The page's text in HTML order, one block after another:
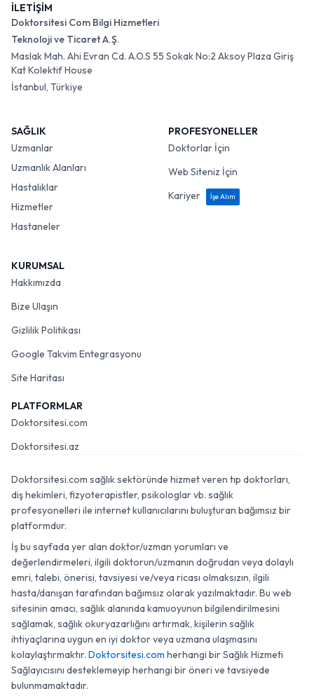
İLETİŞİM
Doktorsitesi Com Bilgi Hizmetleri
Teknoloji ve Ticaret A.Ş.
Maslak Mah. Ahi Evran Cd. A.O.S 55 Sokak No:2 Aksoy Plaza Giriş
Kat Kolektif House
İstanbul, Türkiye
SAĞLIK
Uzmanlar
Uzmanlık Alanları
Hastalıklar
Hizmetler
Hastaneler
PROFESYONELLER
Doktorlar İçin
Web Siteniz İçin
Kariyer
İşe Alım
KURUMSAL
Hakkımızda
Bize Ulaşın
Gizlilik Politikası
Google Takvim Entegrasyonu
Site Haritası
PLATFORMLAR
Doktorsitesi.com
Doktorsitesi.az
Doktorsitesi.com sağlık sektöründe hizmet veren tıp doktorları,
diş hekimleri, fizyoterapistler, psikologlar vb. sağlık
profesyonelleri ile internet kullanıcılarını buluşturan bağımsız bir
platformdur.
İş bu sayfada yer alan doktor/uzman yorumları ve
değerlendirmeleri, ilgili doktorun/uzmanın doğrudan veya dolaylı
emri, talebi, önerisi, tavsiyesi ve/veya ricası olmaksızın, ilgili
hasta/danışan tarafından bağımsız olarak yazılmaktadır. Bu web
sitesinin amacı, sağlık alanında kamuoyunun bilgilendirilmesini
sağlamak, sağlık okuryazarlığını artırmak, kişilerin sağlık
ihtiyaçlarına uygun en iyi doktor veya uzmana ulaşmasını
kolaylaştırmaktır. Doktorsitesi.com herhangi bir Sağlık Hizmeti
Sağlayıcısını desteklemeyip herhangi bir öneri ve tavsiyede
bulunmamaktadır.